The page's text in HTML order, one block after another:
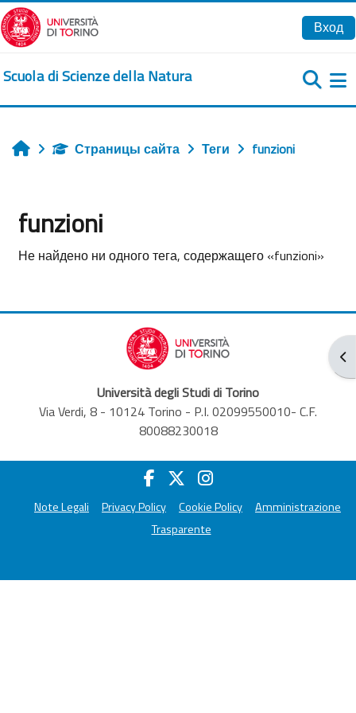
Перейти к основному содержанию
Вход
Scuola di Scienze della Natura
ГлавнаяСтраницы сайта Теги funzioni
funzioni
Не найдено ни одного тега, содержащего «funzioni»
Università degli Studi di Torino
Via Verdi, 8 - 10124 Torino - P.I. 02099550010- C.F.
80088230018
Note Legali Privacy Policy Cookie Policy
Amministrazione
Trasparente